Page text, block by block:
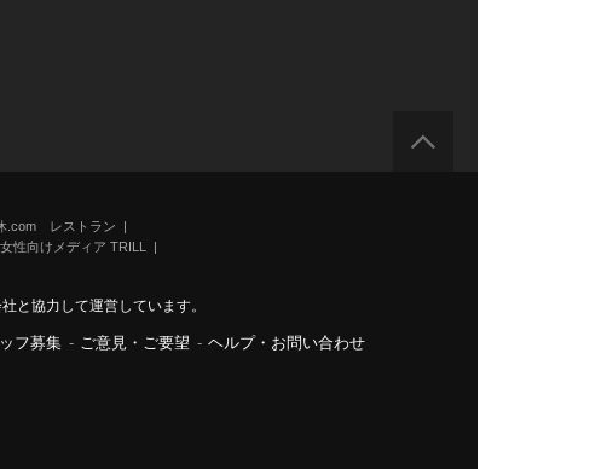
.com レストラン
性向けメディア TRILL
と協力して運営しています。
フ募集 - ご意見・ご要望 - ヘルプ・お問い合わせ